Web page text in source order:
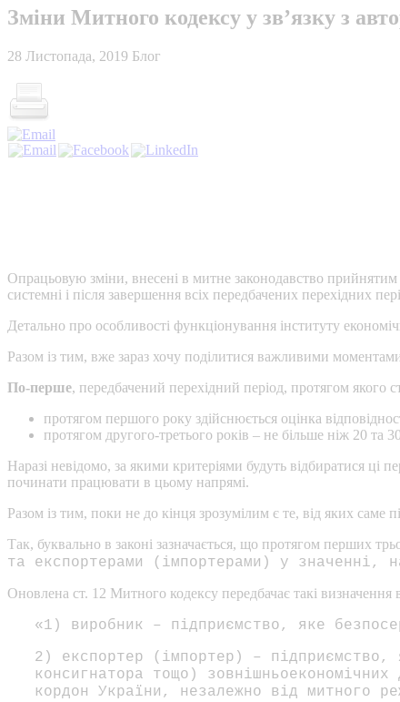
Зміни Митного кодексу у зв’язку з
28 Листопада, 2019 Блог
Опрацьовую зміни, внесені в митне законодавство
системні і після завершення всіх передбачених перехідних
Детально про особливості функціонування інституту
Разом із тим, вже зараз хочу поділитися важливими
По-перше, передбачений перехідний період, протягом
протягом першого року здійснюється оцінка
протягом другого-третього років – не більше ніж 20 та
Наразі невідомо, за якими критеріями будуть відбиратися
починати працювати в цьому напрямі.
Разом із тим, поки не до кінця зрозумілим є те, від яких
Так, буквально в законі зазначається, що протягом перших
та експортерами (імпортерами) у значенні,
Оновлена ст. 12 Митного кодексу передбачає такі визначення
«1) виробник – підприємство, яке
2) експортер (імпортер) – підприємство,
консигнатора тощо)
кордон України, незалежно від митного